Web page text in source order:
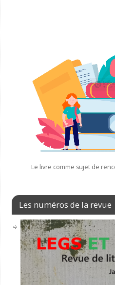
Le livre comme sujet de
Les numéros de la revue